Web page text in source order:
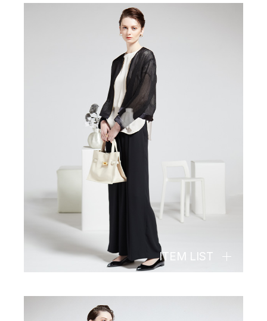
ITEM LIST